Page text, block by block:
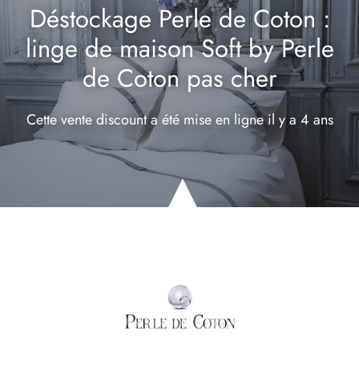
Déstockage Perle de Coton :
linge de maison Soft by Perle
de Coton pas cher
Cette vente discount a été mise en ligneil y a 4 ans